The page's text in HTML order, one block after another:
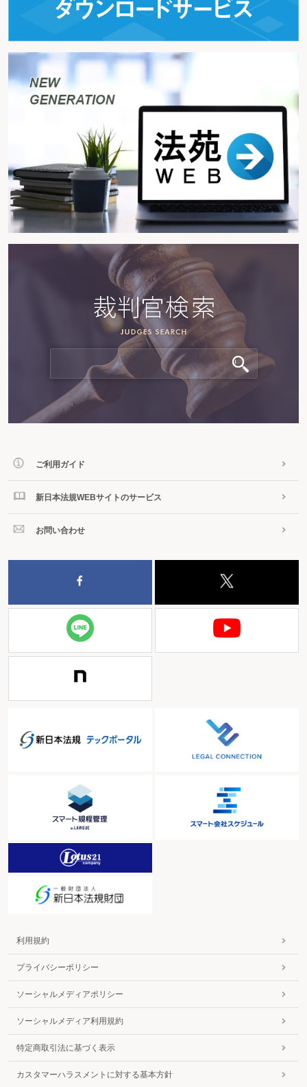
ご利用ガイド
新日本法規WEBサイトのサービス
お問い合わせ
利用規約
プライバシーポリシー
ソーシャルメディアポリシー
ソーシャルメディア利用規約
特定商取引法に基づく表示
カスタマーハラスメントに対する基本方針